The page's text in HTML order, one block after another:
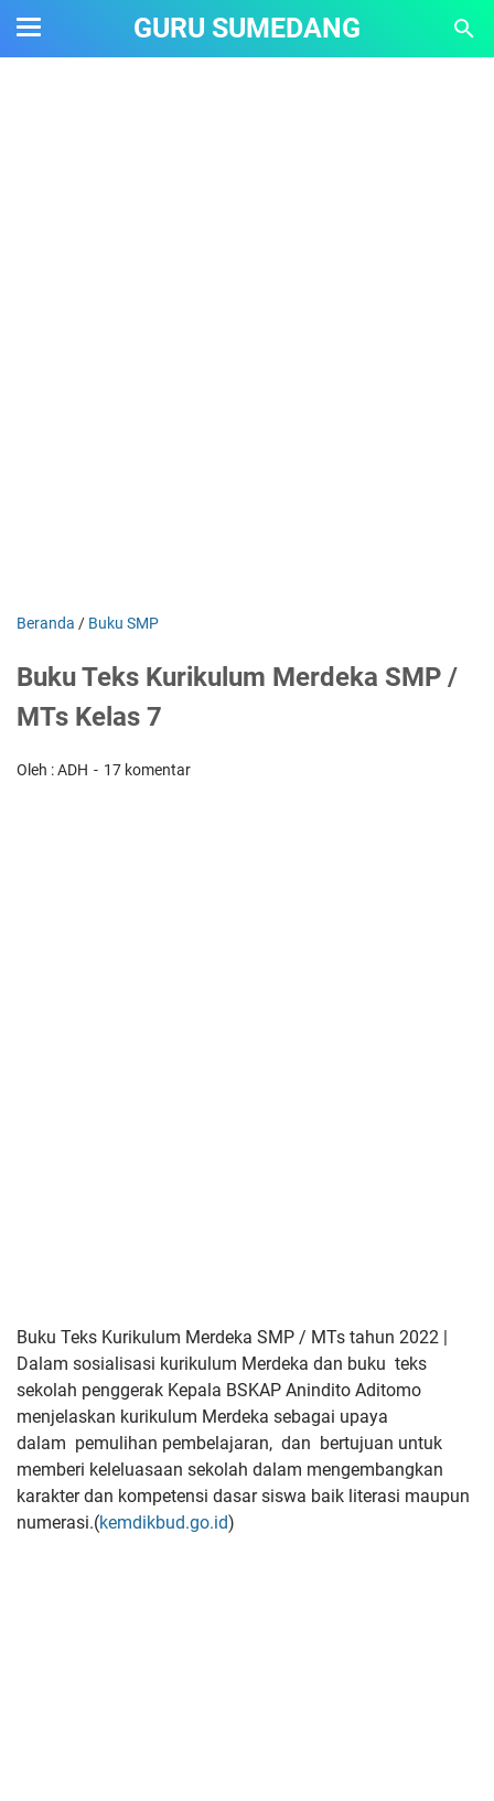
GURU SUMEDANG
Beranda / Buku SMP
Buku Teks Kurikulum Merdeka SMP /
MTs Kelas 7
Oleh : ADH 17 komentar
Buku Teks Kurikulum Merdeka SMP / MTs tahun 2022 |
Dalam sosialisasi kurikulum Merdeka dan buku teks
sekolah penggerak Kepala BSKAP Anindito Aditomo
menjelaskan kurikulum Merdeka sebagai upaya
dalam pemulihan pembelajaran, dan bertujuan untuk
memberi keleluasaan sekolah dalam mengembangkan
karakter dan kompetensi dasar siswa baik literasi maupun
numerasi.(kemdikbud.go.id)